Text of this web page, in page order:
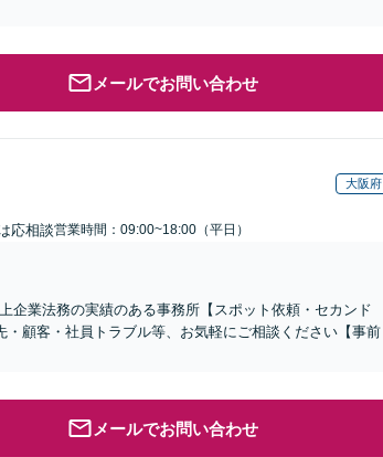
メールでお問い合わせ
大阪府
応相談営業時間：09:00~18:00（平日）
企業法務の実績のある事務所【スポット依頼・セカンド
顧客・社員トラブル等、お気軽にご相談ください【事前
メールでお問い合わせ